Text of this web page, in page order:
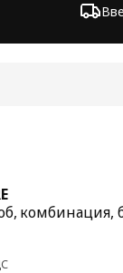
комбинация,
69€